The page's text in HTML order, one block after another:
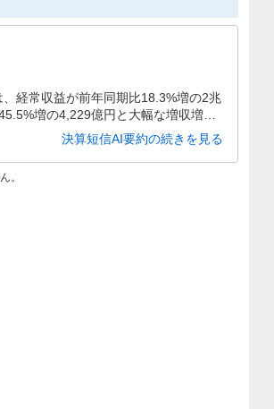
経常収益が前年同期比18.3%増の2兆
増の4,229億円と大幅な増収増益
億円へ上方修正されています。
決算短信AI要約の続きを見る
。